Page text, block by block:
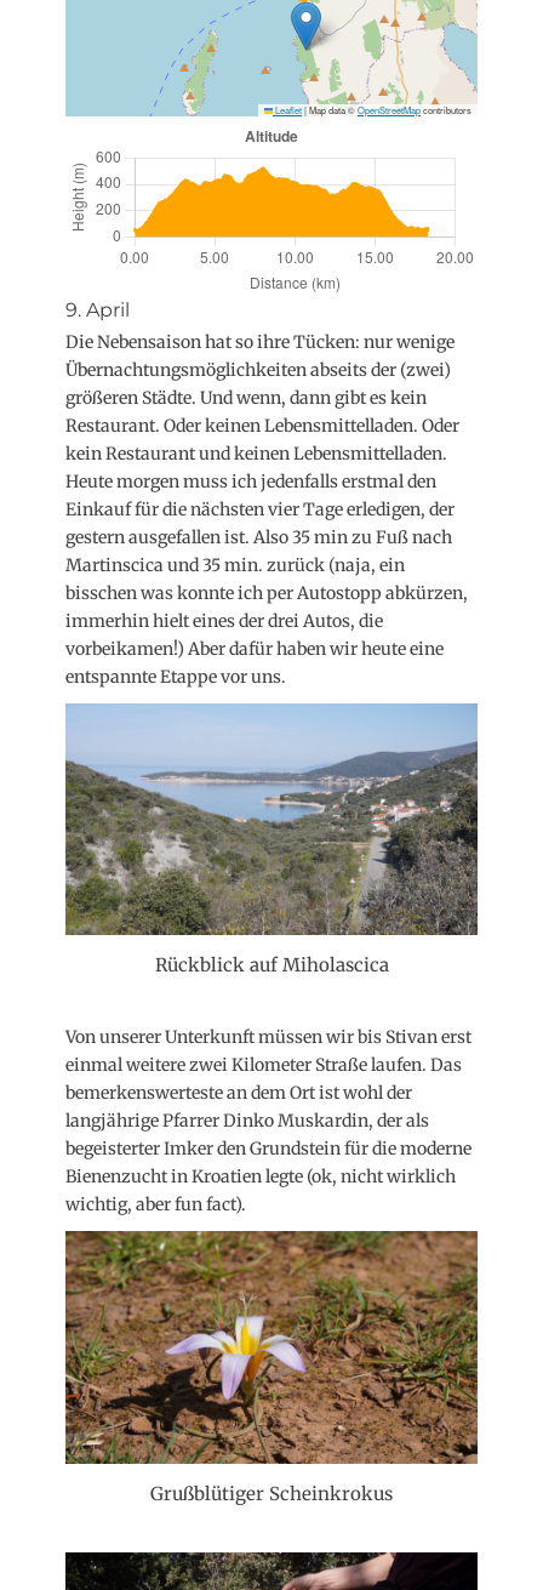
Leaflet|Map data ©OpenStreetMapcontributors
9. April
Die Nebensaison hat so ihre Tücken: nur wenige
Übernachtungsmöglichkeiten abseits der (zwei)
größeren Städte. Und wenn, dann gibt es kein
Restaurant. Oder keinen Lebensmittelladen. Oder
kein Restaurant und keinen Lebensmittelladen.
Heute morgen muss ich jedenfalls erstmal den
Einkauf für die nächsten vier Tage erledigen, der
gestern ausgefallen ist. Also 35 min zu Fuß nach
Martinscica und 35 min. zurück (naja, ein
bisschen was konnte ich per Autostopp abkürzen,
immerhin hielt eines der drei Autos, die
vorbeikamen!) Aber dafür haben wir heute eine
entspannte Etappe vor uns.
Rückblick auf Miholascica
Von unserer Unterkunft müssen wir bis Stivan erst
einmal weitere zwei Kilometer Straße laufen. Das
bemerkenswerteste an dem Ort ist wohl der
langjährige Pfarrer Dinko Muskardin, der als
begeisterter Imker den Grundstein für die moderne
Bienenzucht in Kroatien legte (ok, nicht wirklich
wichtig, aber fun fact).
Grußblütiger Scheinkrokus